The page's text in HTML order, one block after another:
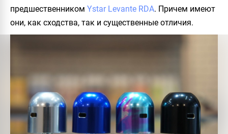
предшественником Ystar Levante RDA. Причем имеют
они, как сходства, так и существенные отличия.